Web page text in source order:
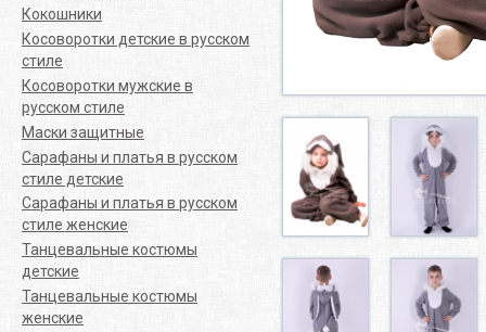
Кокошники
Косоворотки детские в русском
стиле
Косоворотки мужские в
русском стиле
Маски защитные
Сарафаны и платья в русском
стиле детские
Сарафаны и платья в русском
стиле женские
Танцевальные костюмы
детские
Танцевальные костюмы
женские